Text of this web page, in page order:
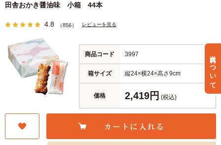
送料について
田舎おかき醤油味 小箱 44本
4.8 （856） レビューを見る
商品コード 3997
箱サイズ 縦24×横24×高さ9cm
価格 2,419円 (税込)